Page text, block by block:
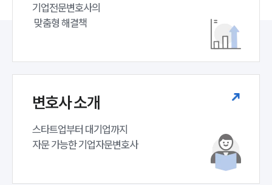
기업전문변호사의
맞춤형 해결책
변호사 소개
스타트업부터 대기업까지
자문 가능한 기업자문변호사